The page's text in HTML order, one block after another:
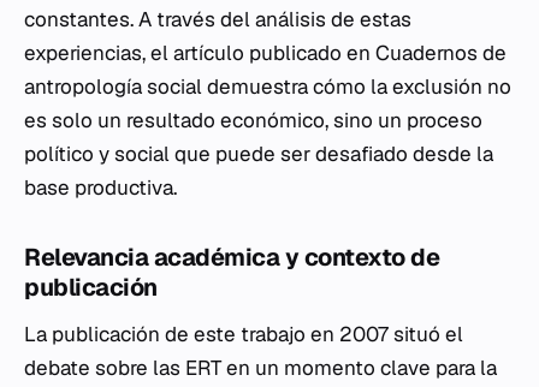
constantes. A través del análisis de estas
experiencias, el artículo publicado en Cuadernos de
antropología socialdemuestra cómo la exclusión no
es solo un resultado económico, sino un proceso
político y social que puede ser desafiado desde la
base productiva.
Relevancia académica y contexto de
publicación
La publicación de este trabajo en 2007 situó el
debate sobre las ERT en un momento clave para la